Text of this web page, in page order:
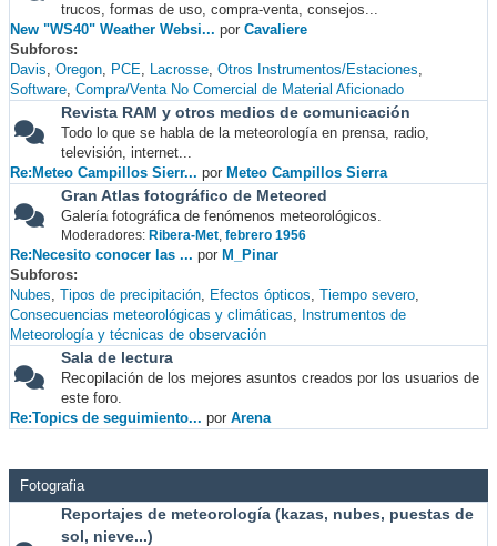
trucos, formas de uso, compra-venta, consejos...
New "WS40" Weather Websi... por Cavaliere
Subforos
Davis Oregon PCE Lacrosse Otros Instrumentos/Estaciones
Software Compra/Venta No Comercial de Material Aficionado
Revista RAM y otros medios de comunicación
Todo lo que se habla de la meteorología en prensa, radio,
televisión, internet...
Re:Meteo Campillos Sierr... por Meteo Campillos Sierra
Gran Atlas fotográfico de Meteored
Galería fotográfica de fenómenos meteorológicos.
Moderadores: Ribera-Met, febrero 1956
Re:Necesito conocer las ... por M_Pinar
Subforos
Nubes Tipos de precipitación Efectos ópticos Tiempo severo
Consecuencias meteorológicas y climáticas
Instrumentos de
Meteorología y técnicas de observación
Sala de lectura
Recopilación de los mejores asuntos creados por los usuarios de
este foro.
Re:Topics de seguimiento... por Arena
Fotografia
Reportajes de meteorología (kazas, nubes, puestas de
sol, nieve...)